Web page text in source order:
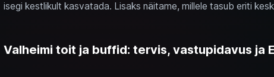
isegi kestlikult kasvatada. Lisaks näitame, millele tasub eriti
Valheimi toit ja buffid: tervis, vastupidavus ja